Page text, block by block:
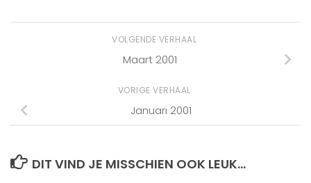
VOLGENDE VERHAAL
Maart 2001
VORIGE VERHAAL
Januari 2001
DIT VIND JE MISSCHIEN OOK LEUK...